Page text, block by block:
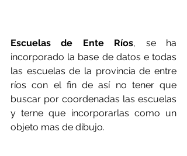
Escuelas de Ente Ríos, se ha
incorporado la base de datos e todas
las escuelas de la provincia de entre
ríos con el fin de así no tener que
buscar por coordenadas las escuelas
y terne que incorporarlas como un
objeto mas de dibujo.